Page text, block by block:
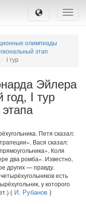
Toggle
олимпиады
этап
I тур
Эйлера
I тур
Петя сказал:
Вася сказал:
Коля
два ромба». Известно,
других — правду.
есть
у которого
( И. Рубанов )